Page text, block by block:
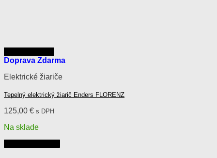
Doprava Zdarma
Elektrické žiariče
Tepelný elektrický žiarič Enders FLORENZ
125,00 € s DPH
Na sklade